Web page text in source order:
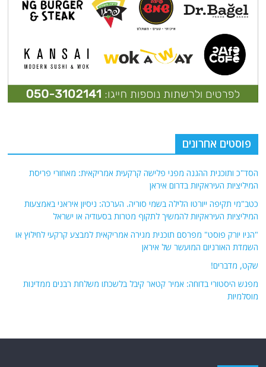
פוסטים אחרונים
הסד"כ ותוכנית ההגנה מפני פלישה קרקעית אמריקאית: מאחורי פריסת
המיליציות העיראקיות בדרום איראן
כטב"מי תקיפה ייורטו הלילה בשמי סוריה. הערכה: ניסיון איראני באמצעות
המיליציות העיראקיות להמשיך לתקוף מטרות בסעודיה או ישראל
"הניו יורק פוסט" מפרסם תוכנית מגירה אמריקאית למבצע קרקעי לחילוץ או
השמדת האורניום המועשר של איראן
שקט, מדברים!
מפגש היסטורי בדוחה: אמיר קטאר קיבל בלשכתו משלחת רבנים ממדינות
מוסלמיות